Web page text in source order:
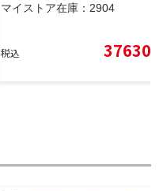
マイストア在庫： 2904
税込 37630